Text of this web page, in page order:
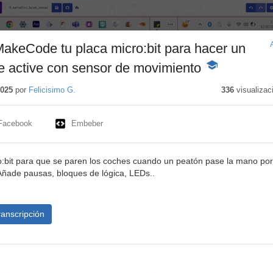
tu placa micro:bit para hacer un
active con sensor de movimiento -
educativo
por Felicisimo G. 336
Embeber
para que se paren los coches cuando un peatón pase la mano
pausas, bloques de lógica, LEDs..